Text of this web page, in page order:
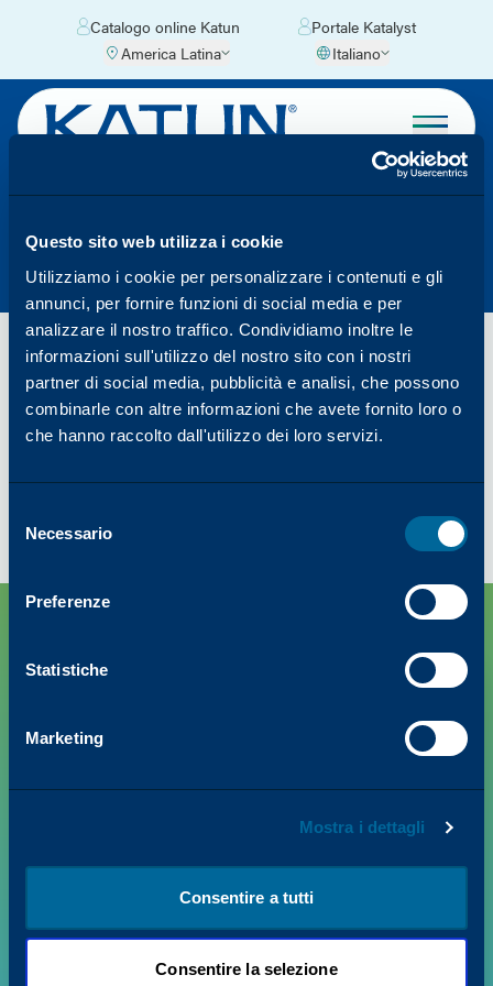
Questo sito web utilizza i cookie
Utilizziamo i cookie per personalizzare i contenuti e gli
annunci, per fornire funzioni di social media e per
analizzare il nostro traffico. Condividiamo inoltre le
informazioni sull'utilizzo del nostro sito con i nostri
partner di social media, pubblicità e analisi, che possono
combinarle con altre informazioni che avete fornito loro o
che hanno raccolto dall'utilizzo dei loro servizi.
delNecessario
Preferenze
Statistiche
Marketing
Mostra i dettagli
Consentire a tutti
Consentire la selezione
Catalogo online Katun
Portale Katalyst
America Latina
Italiano
PFOS
La Direttiva 2006/122/ECOF dell'Unione Europea ha
limitato l'importazione di prodotti contenenti PFOS
(perfluorottano sulfanato e il suo sale) dopo il 1°
giugno 2008. Katun Corporation ha confermato la
piena conformità alla Direttiva prima del 1° giugno
dichiarata.
VALORE + INSIGHTS
SUPPORTO